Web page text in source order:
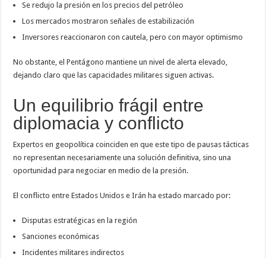
Se redujo la presión en los precios del petróleo
Los mercados mostraron señales de estabilización
Inversores reaccionaron con cautela, pero con mayor optimismo
No obstante, elPentágono mantiene un nivel de alerta elevado,
dejando claro que las capacidades militares siguen activas.
Un equilibrio frágil entre
diplomacia y conflicto
Expertos en geopolítica coinciden en que este tipo de pausas tácticas
no representan necesariamente una solución definitiva, sino una
oportunidad para negociar en medio de la presión.
El conflicto entre Estados Unidos e Irán ha estado marcado por:
Disputas estratégicas en la región
Sanciones económicas
Incidentes militares indirectos